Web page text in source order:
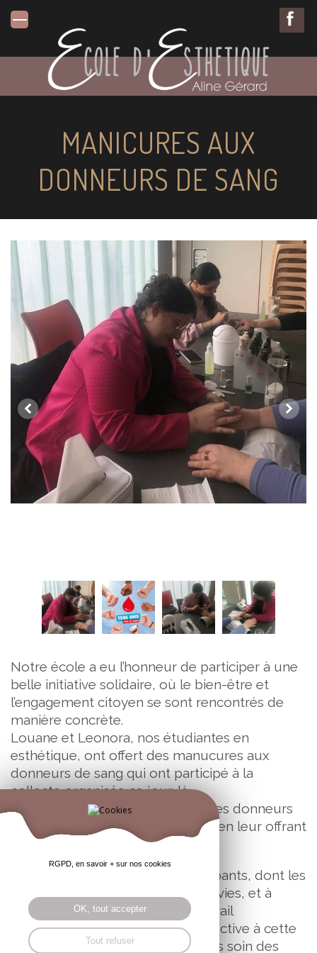
MANICURES AUX
DONNEURS DE SANG
Notre école a eu l’honneur de participer à une
belle initiative solidaire, où le bien-être et
l’engagement citoyen se sont rencontrés de
manière concrète.
Louane et Leonora, nos étudiantes en
esthétique, ont offert des manucures aux
donneurs de sang qui ont participé à la
collecte organisée ce jour-là.
Elles ont contribué à remercier ces donneurs
pour leur acte de solidarité, tout en leur offrant
un petit instant de bien-être.
Un grand merci à tous les participants, dont les
actions contribuent à sauver des vies, et à
Louane et Leonora pour leur travail
impeccable et leur participation active à cette
belle initiative. Ensemble, prenons soin des
RGPD, en savoir + sur nos cookies
OK, tout accepter
Tout refuser